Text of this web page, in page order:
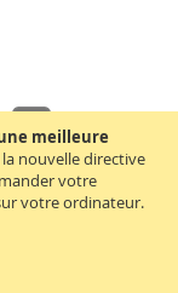
meilleure
nouvelle directive
votre
votre ordinateur.
- 623 Chemin de
-
/ 2026